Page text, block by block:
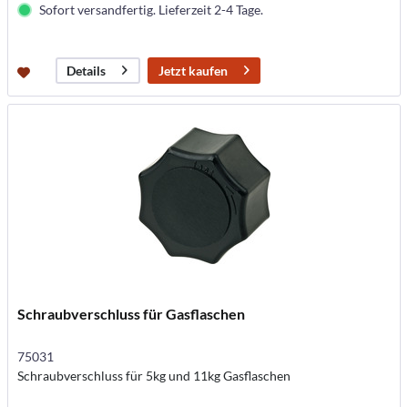
Sofort versandfertig. Lieferzeit 2-4 Tage.
Details Jetzt kaufen
Schraubverschluss für Gasflaschen
75031
Schraubverschluss für 5kg und 11kg Gasflaschen